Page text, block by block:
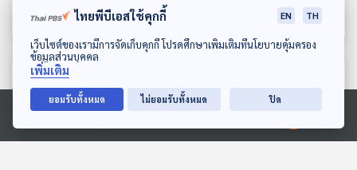
ดาวน์โหลด Thai PBS Podcast Application
Ⓒ 2020 องค์การกระจายเสียงและแพร่ภาพสาธารณะแห่งประเทศไทย
Starstuff เรื่องเล่าจากดวงดาว
ตอนที่เกี่ยวข้อง
ไทยพีบีเอสใช้คุกกี้ EN TH
เว็บไซต์ของเรามีการจัดเก็บคุกกี้ โปรดศึกษาเพิ่มเติมที่นโยบายคุ้มครอง
ข้อมูลส่วนบุคคล
เพิ่มเติม
ยอมรับทั้งหมด ไม่ยอมรับทั้งหมด ปิด